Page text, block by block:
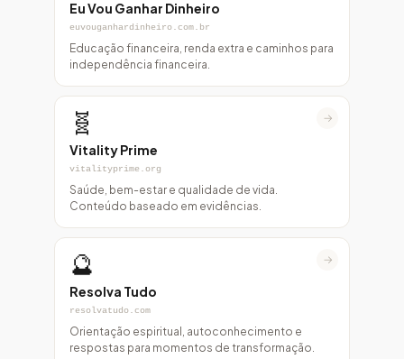
Eu Vou Ganhar Dinheiro
euvouganhardinheiro.com.br
Educação financeira, renda extra e caminhos para
independência financeira.
→
🧬
Vitality Prime
vitalityprime.org
Saúde, bem-estar e qualidade de vida.
Conteúdo baseado em evidências.
→
🔮
Resolva Tudo
resolvatudo.com
Orientação espiritual, autoconhecimento e
respostas para momentos de transformação.